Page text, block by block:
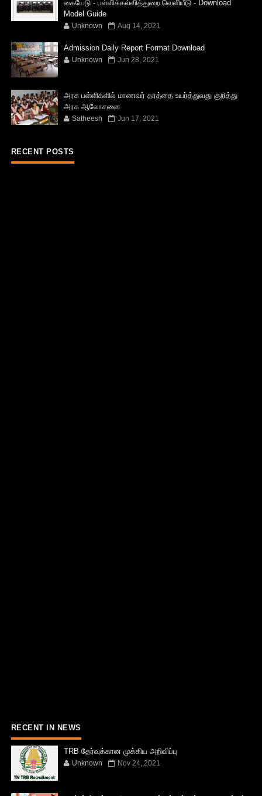
கையேடு - பள்ளிக்கல்வித்துறை வெளியீடு - Download
Model Guide
Unknown Aug 14, 2021
Admission Daily Report Format Download
Unknown Jun 28, 2021
அரசு பள்ளிகளில் மாணவர் தரத்தை உயர்த்துவது குறித்து
அரசு ஆலோசனை
Satheesh Jun 17, 2021
RECENT POSTS
RECENT IN NEWS
TRB தேர்வுக்கான முக்கிய அறிவிப்பு
Unknown Nov 24, 2021